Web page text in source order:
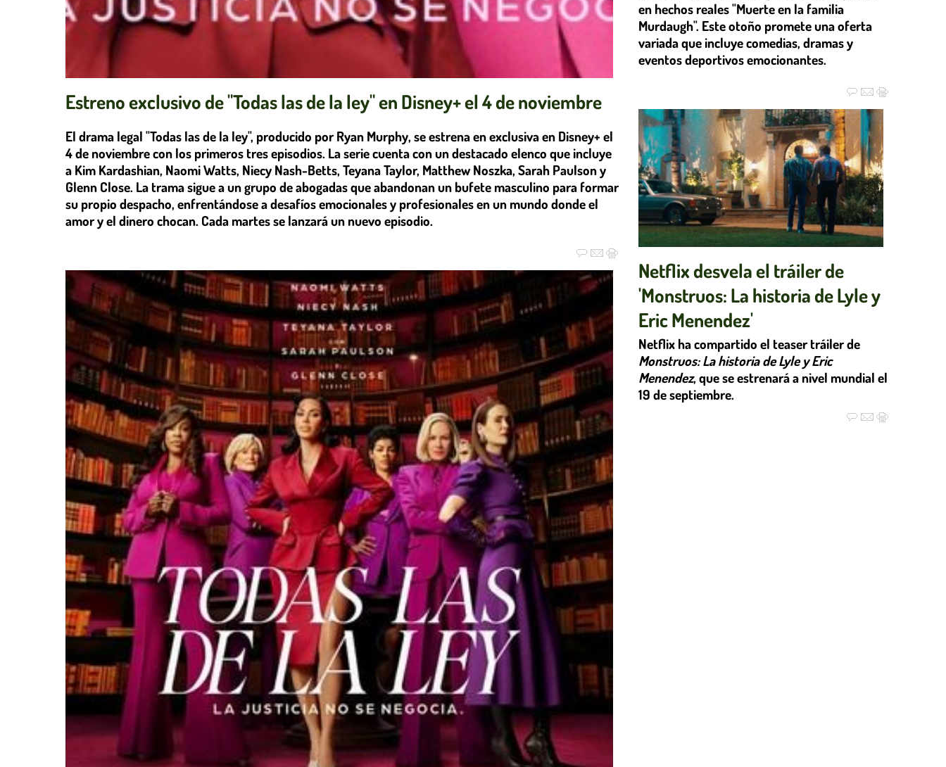
Estreno exclusivo de "Todas las de la ley" en Disney+ el 4 de noviembre
El drama legal "Todas las de la ley", producido por Ryan Murphy, se estrena en exclusiva en Disney+ el
4 de noviembre con los primeros tres episodios. La serie cuenta con un destacado elenco que incluye
a Kim Kardashian, Naomi Watts, Niecy Nash-Betts, Teyana Taylor, Matthew Noszka, Sarah Paulson y
Glenn Close. La trama sigue a un grupo de abogadas que abandonan un bufete masculino para formar
su propio despacho, enfrentándose a desafíos emocionales y profesionales en un mundo donde el
amor y el dinero chocan. Cada martes se lanzará un nuevo episodio.
en hechos reales "Muerte en la familia
Murdaugh". Este otoño promete una oferta
variada que incluye comedias, dramas y
eventos deportivos emocionantes.
Netflix desvela el tráiler de
'Monstruos: La historia de Lyle y
Eric Menendez'
Netflix ha compartido el teaser tráiler de
Monstruos: La historia de Lyle y Eric
Menendez, que se estrenará a nivel mundial el
19 de septiembre.